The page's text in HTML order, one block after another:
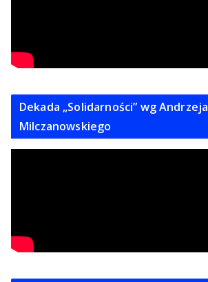
Dekada „Solidarności” wg Andrzeja
Milczanowskiego